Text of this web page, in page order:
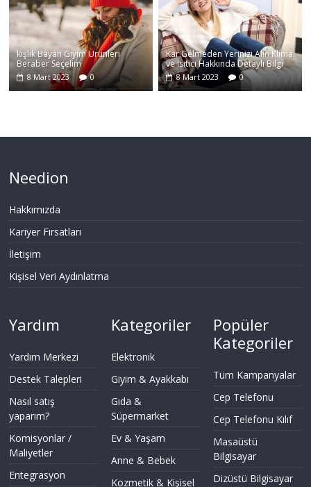
kışlık Bayan Giyim Ürünleri
Beraber Seçelim
8 Mart 2023 0
Kar Gelmeden Yerinizi Alın Klima
ve Isıtıcı Hakkında Detaylı Bilgi
8 Mart 2023 0
Needion
Hakkımızda
Kariyer Fırsatları
İletişim
Kişisel Veri Aydınlatma
Yardım
Yardım Merkezi
Destek Talepleri
Nasıl satış
yaparım?
Komisyonlar /
Maliyetler
Entegrasyon
Kategoriler
Elektronik
Giyim & Ayakkabı
Gıda &
Süpermarket
Ev & Yaşam
Anne & Bebek
Kozmetik & Kişisel
Popüler
Kategoriler
Tüm Kampanyalar
Cep Telefonu
Cep Telefonu Kılıf
Masaüstü
Bilgisayar
Dizüstü Bilgisayar